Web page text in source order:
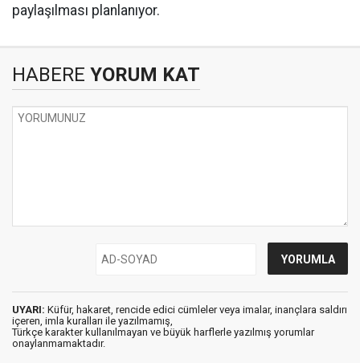
paylaşılması planlanıyor.
HABERE YORUM KAT
UYARI: Küfür, hakaret, rencide edici cümleler veya imalar, inançlara saldırı
içeren, imla kuralları ile yazılmamış,
Türkçe karakter kullanılmayan ve büyük harflerle yazılmış yorumlar
onaylanmamaktadır.